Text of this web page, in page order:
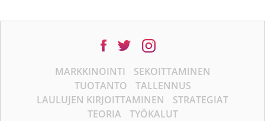
MARKKINOINTI
SEKOITTAMINEN
TUOTANTO
TALLENNUS
LAULUJEN KIRJOITTAMINEN
STRATEGIAT
TEORIA
TYÖKALUT